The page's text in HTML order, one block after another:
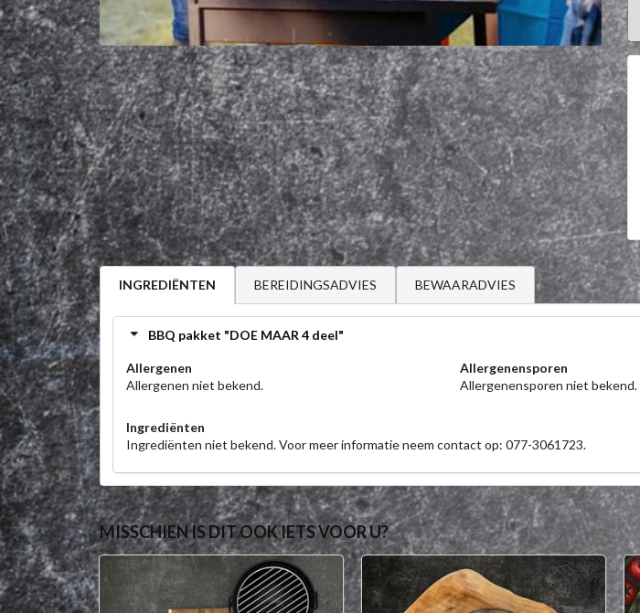
INGREDIËNTEN BEREIDINGSADVIES BEWAARADVIES
BBQ pakket "DOE MAAR 4 deel"
Allergenen
Allergenen niet bekend.
Allergenensporen
Allergenensporen niet bekend.
Ingrediënten
Ingrediënten niet bekend. Voor meer informatie neem contact op: 077-3061723.
MISSCHIEN IS DIT OOK IETS VOOR U?